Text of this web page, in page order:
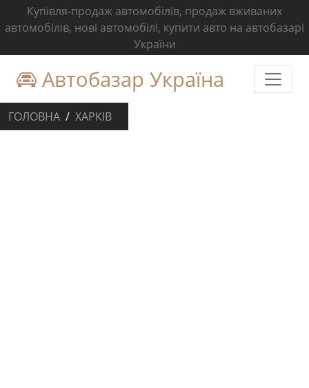
Купівля-продаж автомобілів, продаж вживаних
автомобілів, нові автомобілі, купити авто на автобазарі
України
Автобазар Україна
ГОЛОВНА ХАРКІВ